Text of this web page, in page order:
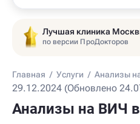
Лучшая клиника
по версии ПроДокторов
Главная / Услуги / Анализы
29.12.2024 (Обновлено
Анализы на ВИЧ